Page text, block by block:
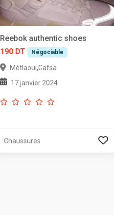
Reebok authentic shoes
190 DT
Négociable
Métlaoui,Gafsa
17 janvier 2024
Chaussures